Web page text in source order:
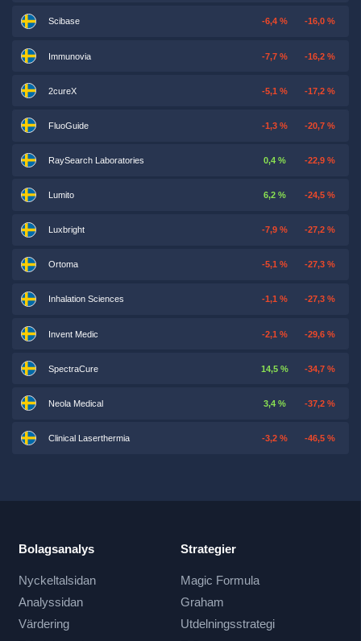
Scibase -6,4 % -16,0 %
Immunovia -7,7 % -16,2 %
2cureX -5,1 % -17,2 %
FluoGuide -1,3 % -20,7 %
RaySearch Laboratories 0,4 % -22,9 %
Lumito 6,2 % -24,5 %
Luxbright -7,9 % -27,2 %
Ortoma -5,1 % -27,3 %
Inhalation Sciences -1,1 % -27,3 %
Invent Medic -2,1 % -29,6 %
SpectraCure 14,5 % -34,7 %
Neola Medical 3,4 % -37,2 %
Clinical Laserthermia -3,2 % -46,5 %
Bolagsanalys
Nyckeltalsidan
Analyssidan
Värdering
Strategier
Magic Formula
Graham
Utdelningsstrategi